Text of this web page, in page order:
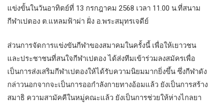
แข่งขั้นในวันอาทิตย์ที่ 13 กรกฎาคม 2568 เวลา 11.00 น.ที่สนาม
กีฬาเปตอง ต.แหลมฟ้าผ่า ฝั่ง อ.พระสมุทรเจดีย์
ส่วนการจัดการแข่งขันกีฬาของสมาคมในครั้งนี้ เพื่อให้เยาวชน
และประชาชนที่สนใจกีฬาเปตอง ได้ส่งทีมเข้าร่วมลงสมัครเพื่อ
เป็นการส่งเสริมกีฬาเปตองให้ได้รับความนิยมมากยิ่งขึ้น ซึ่งกีฬาดัง
กล่าวนอกจากจะเป็นการออกำลังกายทางอ้อมแล้ว ยังเป็นการสร้าง
สมาธิ ความสามัคคีในหมู่คณะแล้ว ยังเป็นการช่วยให้ห่างไกลยา